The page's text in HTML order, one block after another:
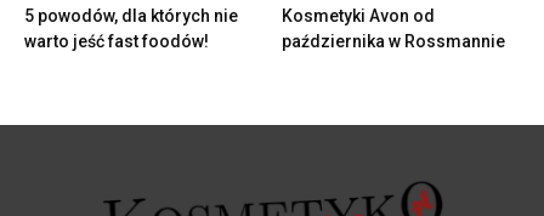
5 powodów, dla których nie
warto jeść fast foodów!
Kosmetyki Avon od
października w Rossmannie